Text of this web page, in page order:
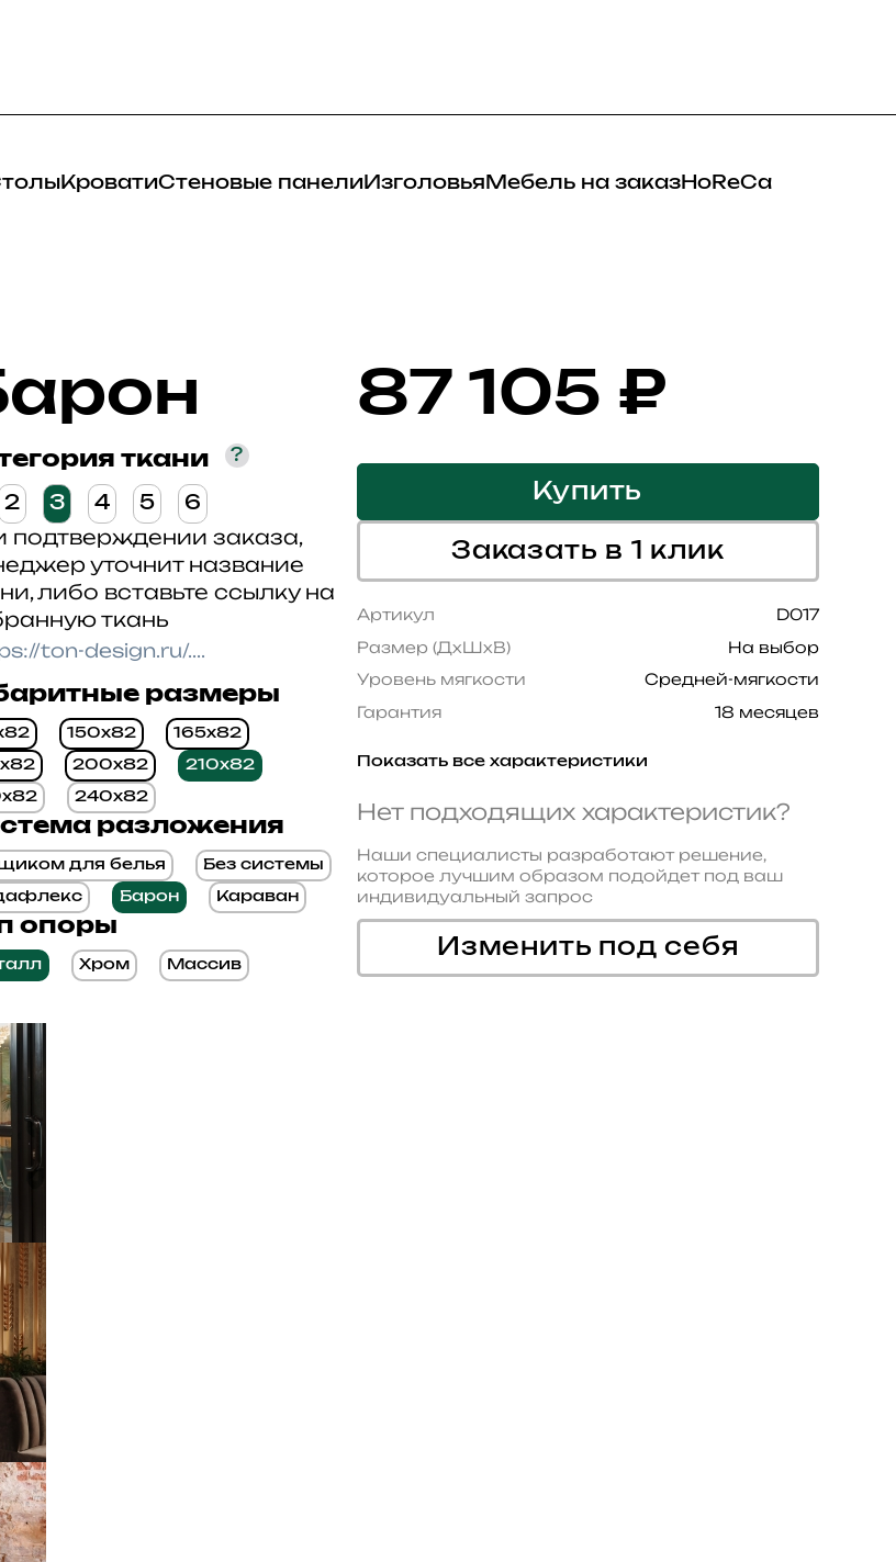
КроватиСтеновые панелиИзголовья Мебель на заказHoReCa
ткани ?
2 3 4 5 6
подтверждении заказа,
уточнит название
либо вставьте ссылку на
ткань
размеры
150x82 165x82
200x82 210x82
240x82
разложения
для белья Без системы
Барон Караван
опоры
Хром Массив
87 105 ₽
Купить
Заказать в 1 клик
Артикул
D017
Размер (ДхШхВ)
На выбор
Уровень мягкости
Средней-мягкости
Гарантия
18 месяцев
Показать все характеристики
Нет подходящих характеристик?
Наши специалисты разработают решение,
которое лучшим образом подойдет под ваш
индивидуальный запрос
Изменить под себя